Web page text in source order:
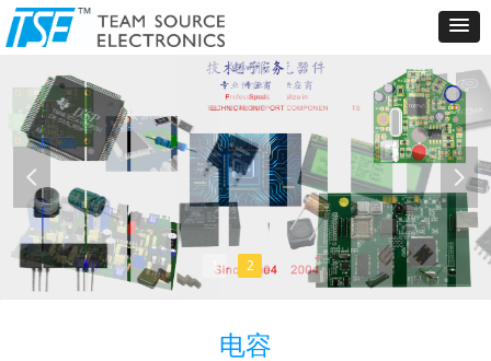
1 2
넳 넲
电容